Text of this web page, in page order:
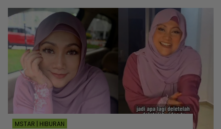
MSTAR | HIBURAN